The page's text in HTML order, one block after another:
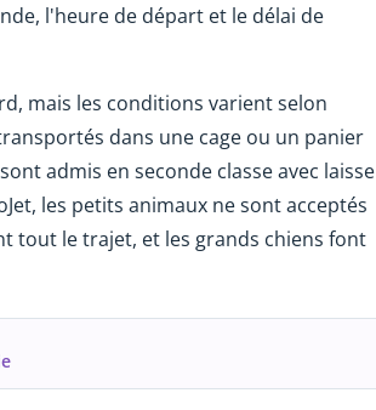
l'heure de départ et le délai de
mais les conditions varient selon
dans une cage ou un panier
admis en seconde classe avec laisse
les petits animaux ne sont acceptés
tout le trajet, et les grands chiens font